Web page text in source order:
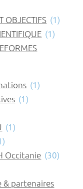
OBJECTIFS (1)
(1)
(1)
(1)
(1)
Occitanie (30)
& partenaires